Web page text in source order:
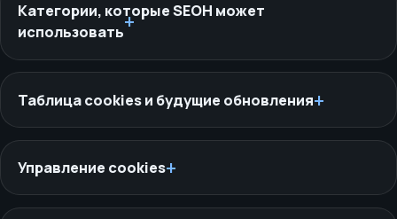
Категории, которые SEOH может
использовать
Таблица cookies и будущие обновления
Управление cookies